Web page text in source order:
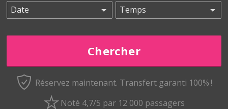
Réservez maintenant. Transfert garanti 100% !
Noté 4,7/5 par 12 000 passagers